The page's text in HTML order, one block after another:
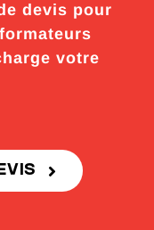
devis pour
votre